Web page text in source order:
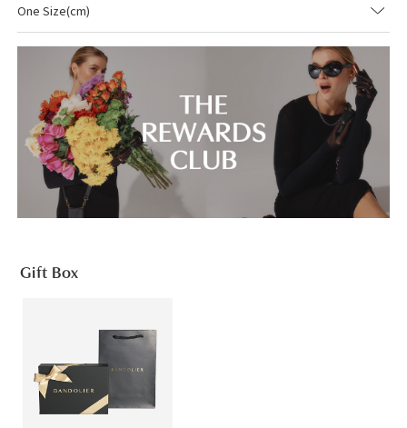
One Size(cm)
Gift Box